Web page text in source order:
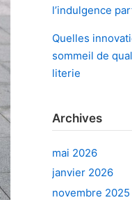
l’indulgence
Quelles
sommeil de
literie
Archives
mai 2026
janvier 2026
novembre 2025